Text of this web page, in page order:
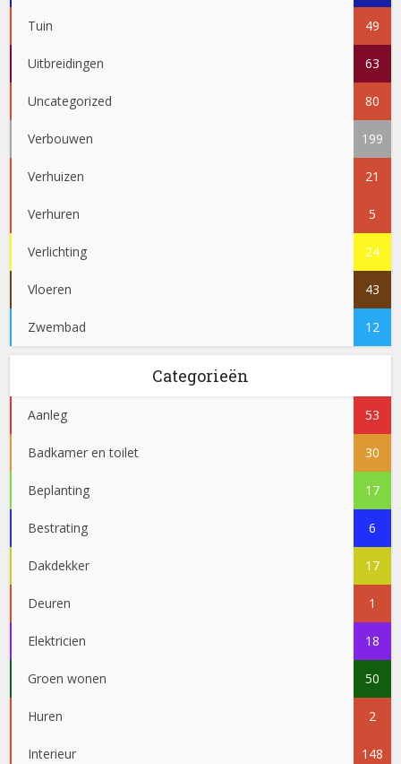
Tuin 49
Uitbreidingen 63
Uncategorized 80
Verbouwen 199
Verhuizen 21
Verhuren 5
Verlichting 24
Vloeren 43
Zwembad 12
Categorieën
Aanleg 53
Badkamer en toilet 30
Beplanting 17
Bestrating 6
Dakdekker 17
Deuren 1
Elektricien 18
Groen wonen 50
Huren 2
Interieur 148